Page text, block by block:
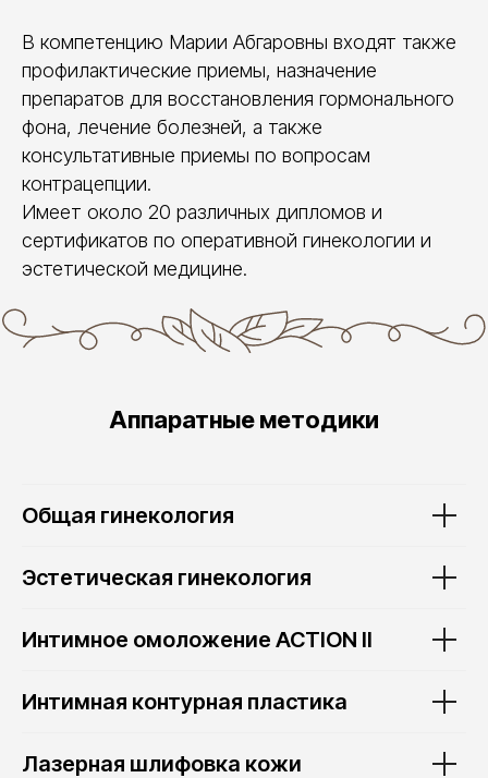
В компетенцию Марии Абгаровны входят также
профилактические приемы, назначение
препаратов для восстановления гормонального
фона, лечение болезней, а также
консультативные приемы по вопросам
контрацепции.
Имеет около 20 различных дипломов и
сертификатов по оперативной гинекологии и
эстетической медицине.
Аппаратные методики
Общая гинекология
Эстетическая гинекология
Интимное омоложение ACTION II
Интимная контурная пластика
Лазерная шлифовка кожи